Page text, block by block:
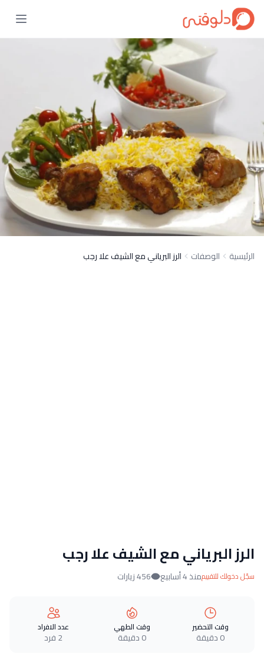
الرئيسية الوصفات الرز البرياني مع الشيف علا رجب
الرز البرياني مع الشيف علا رجب
سجّل دخولك للتقييممنذ 4 أسابيع 456 زيارات
وقت التحضير
0 دقيقة
وقت الطهي
0 دقيقة
عدد الافراد
2 فرد